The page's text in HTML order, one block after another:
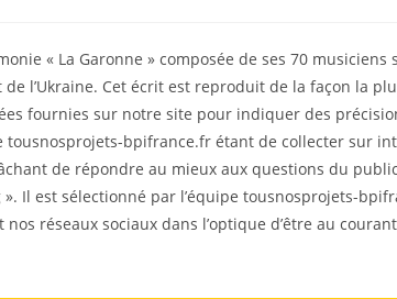
« La Garonne » composée de ses 70
l’Ukraine. Cet écrit est reproduit de la façon la
fournies sur notre site pour indiquer des
tousnosprojets-bpifrance.fr étant de collecter sur
de répondre au mieux aux questions du
Il est sélectionné par l’équipe tousnosprojets-
réseaux sociaux dans l’optique d’être au